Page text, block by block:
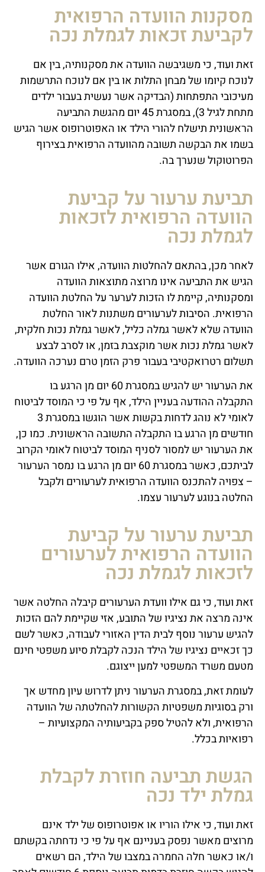
מסקנות הוועדה הרפואית
לקביעת זכאות לגמלת נכה
זאת ועוד, כי משגיבשה הוועדה את מסקנותיה, בין אם
לנוכח קיומו של מבחן התלות או בין אם לנוכח התרשמות
מעיכובי התפתחות (הבדיקה אשר נעשית בעבור ילדים
מתחת לגיל 3), במסגרת 45 יום מהגשת התביעה
הראשונית תישלח להורי הילד או האפוטרופוס אשר הגיש
בשמו את הבקשה תשובה מהוועדה הרפואית בצירוף
הפרוטוקול שנערך בה.
תביעת ערעור על קביעת
הוועדה הרפואית לזכאות
לגמלת נכה
לאחר מכן, בהתאם להחלטות הוועדה, אילו הגורם אשר
הגיש את התביעה אינו מרוצה מתוצאות הוועדה
ומסקנותיה, קיימת לו הזכות לערער על החלטת הוועדה
הרפואית. הסיבות לערעורים משתנות לאור החלטת
הוועדה שלא לאשר גמלה כליל, לאשר גמלת נכות חלקית,
לאשר גמלת נכות אשר מוקצבת בזמן, או לסרב לבצע
תשלום רטרואקטיבי בעבור פרק הזמן טרם נערכה הוועדה.
את הערעור יש להגיש במסגרת 60 יום מן הרגע בו
התקבלה ההודעה בעניין הילד, אף על פי כי המוסד לביטוח
לאומי לא נוהג לדחות בקשות אשר הוגשו במסגרת 3
חודשים מן הרגע בו התקבלה התשובה הראשונית. כמו כן,
את הערעור יש למסור לסניף המוסד לביטוח לאומי הקרוב
לביתכם, כאשר במסגרת 60 יום מן הרגע בו נמסר הערעור
– צפויה להתכנס הוועדה הרפואית לערעורים ולקבל
החלטה בנוגע לערעור עצמו.
תביעת ערעור על קביעת
הוועדה הרפואית לערעורים
לזכאות לגמלת נכה
זאת ועוד, כי גם אילו וועדת הערעורים קיבלה החלטה אשר
אינה מרצה את נציגיו של התובע, אזי שקיימת להם הזכות
להגיש ערעור נוסף לבית הדין האזורי לעבודה, כאשר לשם
כך זכאיים נציגיו של הילד הנכה לקבלת סיוע משפטי חינם
מטעם משרד המשפטי למען ייצוגם.
לעומת זאת, במסגרת הערעור ניתן לדרוש עיון מחדש אך
ורק בסוגיות משפטיות הקשורות להחלטתה של הוועדה
הרפואית, ולא להטיל ספק בקביעותיה המקצועיות –
רפואיות בכלל.
הגשת תביעה חוזרת לקבלת
גמלת ילד נכה
זאת ועוד, כי אילו הוריו או אפוטרופוס של ילד אינם
מרוצים מאשר נפסק בעניינם אף על פי כי נדחתה בקשתם
ו/או כאשר חלה החמרה במצבו של הילד, הם רשאים